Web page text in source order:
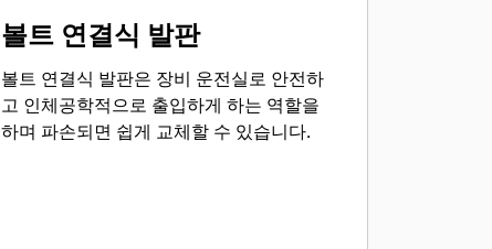
볼트 연결식 발판
볼트 연결식 발판은 장비 운전실로 안전하
고 인체공학적으로 출입하게 하는 역할을
하며 파손되면 쉽게 교체할 수 있습니다.